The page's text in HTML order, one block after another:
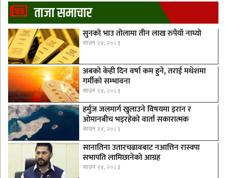
ताजा समाचार
सुनको भाउ तोलामा तीन लाख रुपैयाँ नाघ्यो
साउन २४, २०८३
अबको केही दिन वर्षा कम हुने, तराई मधेशमा
गर्मीको सम्भावना
साउन २४, २०८३
हर्मुज जलमार्ग खुलाउने विषयमा इरान र
ओमानबीच भइरहेको वार्ता सकारात्मक
साउन २४, २०८३
सानातिना उतारचढावबाट नआत्तिन रास्वपा
सभापति लामिछानेको आग्रह
साउन २४, २०८३